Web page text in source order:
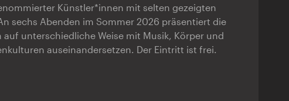
Künstler*innen mit selten gezeigten
sechs Abenden im Sommer 2026 präsentiert die
unterschiedliche Weise mit Musik, Körper und
auseinandersetzen. Der Eintritt ist frei.